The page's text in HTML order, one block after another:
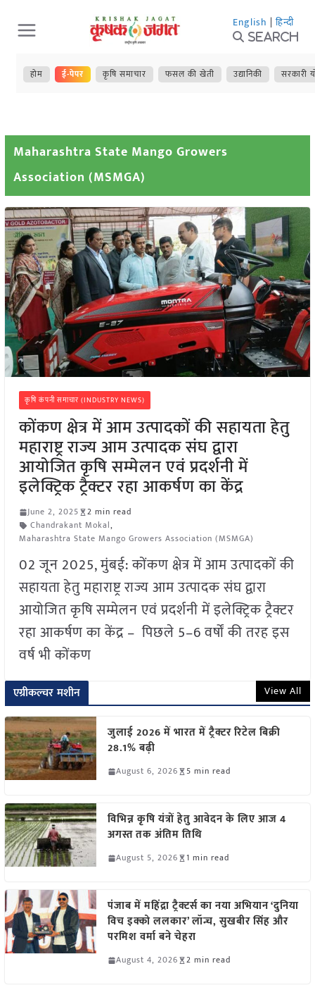
Skip
to
content
English | हिन्दी
Search
होम ई-पेपर कृषि समाचार फसल की खेती उद्यानिकी सरकारी
Maharashtra State Mango Growers
Association (MSMGA)
कृषि कंपनी समाचार (INDUSTRY NEWS)
कोंकण क्षेत्र में आम उत्पादकों की सहायता हेतु
महाराष्ट्र राज्य आम उत्पादक संघ द्वारा
आयोजित कृषि सम्मेलन एवं प्रदर्शनी में
इलेक्ट्रिक ट्रैक्टर रहा आकर्षण का केंद्र
June 2, 2025
2 min read
Chandrakant Mokal,
Maharashtra State Mango Growers Association (MSMGA)
02 जून 2025, मुंबई: कोंकण क्षेत्र में आम उत्पादकों की
सहायता हेतु महाराष्ट्र राज्य आम उत्पादक संघ द्वारा
आयोजित कृषि सम्मेलन एवं प्रदर्शनी में इलेक्ट्रिक ट्रैक्टर
रहा आकर्षण का केंद्र – पिछले 5–6 वर्षों की तरह इस
वर्ष भी कोंकण
एग्रीकल्चर मशीन View All
जुलाई 2026 में भारत में ट्रैक्टर रिटेल बिक्री
28.1% बढ़ी
August 6, 2026 5 min read
विभिन्न कृषि यंत्रों हेतु आवेदन के लिए आज 4
अगस्त तक अंतिम तिथि
August 5, 2026 1 min read
पंजाब में महिंद्रा ट्रैक्टर्स का नया अभियान ‘दुनिया
विच इक्को ललकार’ लॉन्च, सुखबीर सिंह और
परमिश वर्मा बने चेहरा
August 4, 2026 2 min read